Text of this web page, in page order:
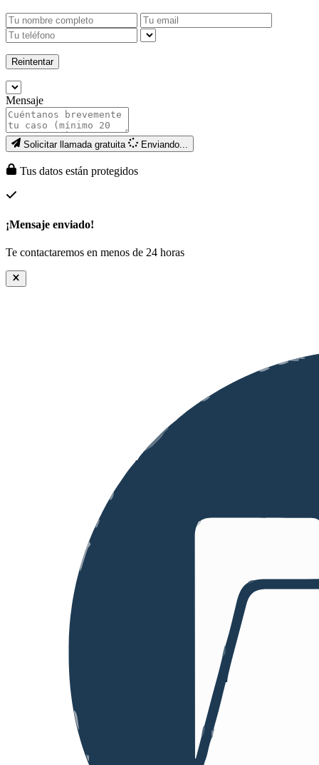
Reintentar
Mensaje
Solicitar llamada gratuita Enviando...
Tus datos están protegidos
¡Mensaje enviado!
Te contactaremos en menos de 24 horas